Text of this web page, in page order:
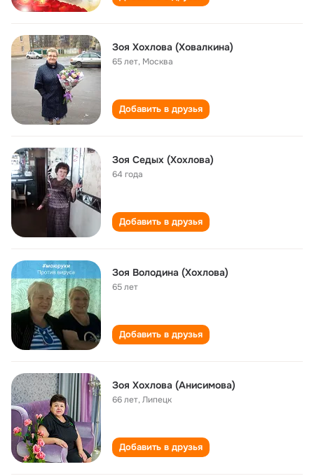
Зоя Хохлова (Ховалкина)
65 лет, Москва
Добавить в друзья
Зоя Седых (Хохлова)
64 года
Добавить в друзья
Зоя Володина (Хохлова)
65 лет
Добавить в друзья
Зоя Хохлова (Анисимова)
66 лет,Липецк
Добавить в друзья